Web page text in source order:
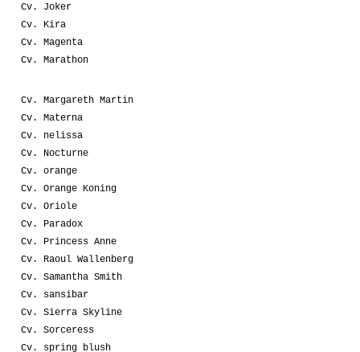
Cv. Joker
Cv. Kira
Cv. Magenta
Cv. Marathon
Cv. Margareth Martin
Cv. Materna
Cv. nelissa
Cv. Nocturne
Cv. orange
Cv. Orange Koning
Cv. Oriole
Cv. Paradox
Cv. Princess Anne
Cv. Raoul Wallenberg
Cv. Samantha Smith
Cv. sansibar
Cv. Sierra Skyline
Cv. Sorceress
Cv. spring blush